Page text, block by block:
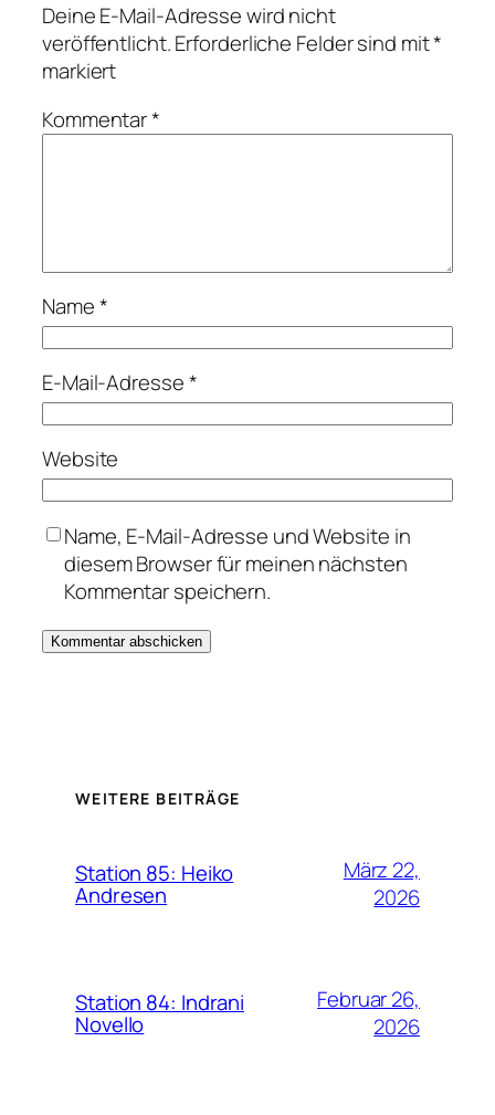
Deine E-Mail-Adresse wird nicht
veröffentlicht.Erforderliche Felder sind mit*
markiert
Kommentar*
Name*
E-Mail-Adresse*
Website
Name, E-Mail-Adresse und Website in
diesem Browser für meinen nächsten
Kommentar speichern.
WEITERE BEITRÄGE
Station 85: Heiko
Andresen
März 22,
2026
Station 84: Indrani
Novello
Februar 26,
2026